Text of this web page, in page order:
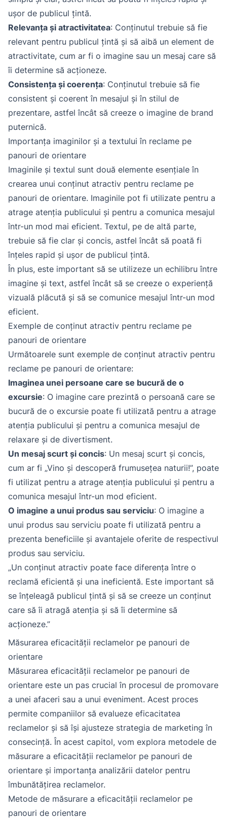
ușor de publicul țintă.
Relevanța și atractivitatea: Conținutul trebuie să fie
relevant pentru publicul țintă și să aibă un element de
atractivitate, cum ar fi o imagine sau un mesaj care să
îi determine să acționeze.
Consistența și coerența: Conținutul trebuie să fie
consistent și coerent în mesajul și în stilul de
prezentare, astfel încât să creeze o imagine de brand
puternică.
Importanța imaginilor și a textului în reclame pe
panouri de orientare
Imaginile și textul sunt două elemente esențiale în
crearea unui conținut atractiv pentru reclame pe
panouri de orientare. Imaginile pot fi utilizate pentru a
atrage atenția publicului și pentru a comunica mesajul
într-un mod mai eficient. Textul, pe de altă parte,
trebuie să fie clar și concis, astfel încât să poată fi
înțeles rapid și ușor de publicul țintă.
În plus, este important să se utilizeze un echilibru între
imagine și text, astfel încât să se creeze o experiență
vizuală plăcută și să se comunice mesajul într-un mod
eficient.
Exemple de conținut atractiv pentru reclame pe
panouri de orientare
Următoarele sunt exemple de conținut atractiv pentru
reclame pe panouri de orientare:
Imaginea unei persoane care se bucură de o
excursie: O imagine care prezintă o persoană care se
bucură de o excursie poate fi utilizată pentru a atrage
atenția publicului și pentru a comunica mesajul de
relaxare și de divertisment.
Un mesaj scurt și concis: Un mesaj scurt și concis,
cum ar fi „Vino și descoperă frumusețea naturii!”, poate
fi utilizat pentru a atrage atenția publicului și pentru a
comunica mesajul într-un mod eficient.
O imagine a unui produs sau serviciu: O imagine a
unui produs sau serviciu poate fi utilizată pentru a
prezenta beneficiile și avantajele oferite de respectivul
produs sau serviciu.
„Un conținut atractiv poate face diferența între o
reclamă eficientă și una ineficientă. Este important să
se înțeleagă publicul țintă și să se creeze un conținut
care să îi atragă atenția și să îi determine să
acționeze.”
Măsurarea eficacității reclamelor pe panouri de
orientare
Măsurarea eficacității reclamelor pe panouri de
orientare este un pas crucial în procesul de promovare
a unei afaceri sau a unui eveniment. Acest proces
permite companiilor să evalueze eficacitatea
reclamelor și să își ajusteze strategia de marketing în
consecință. În acest capitol, vom explora metodele de
măsurare a eficacității reclamelor pe panouri de
orientare și importanța analizării datelor pentru
îmbunătățirea reclamelor.
Metode de măsurare a eficacității reclamelor pe
panouri de orientare